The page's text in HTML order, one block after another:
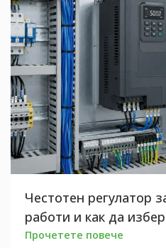
Честотен регулатор
работи и как да
Прочетете повече